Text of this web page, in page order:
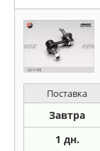
Поставка
Завтра
1 дн.